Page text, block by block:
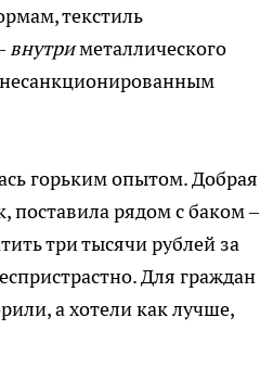
текстиль
внутриметаллического
горьким опытом. Добрая
рядом с баком –
три тысячи рублей за
Для граждан
а хотели как лучше,